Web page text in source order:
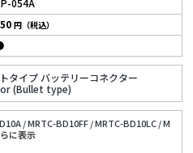
タイプ バッテリーコネクター
(Bullet type)
円（税込）
/MRTC-BD10FF /MRTC-BD10LC /M
に表⽰